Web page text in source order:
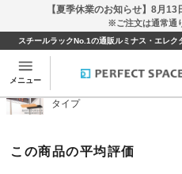
【夏季休業のお知らせ】8月
※ご注文は通常通
スチールラックNo.1の通販ルミナス・エレ
メニュー
[25mm] 幅90 (幅91.5×奥
表裏リバーシブ
[25mm] 幅90 (幅91.5×奥行
タイプ
この商品の平均評価